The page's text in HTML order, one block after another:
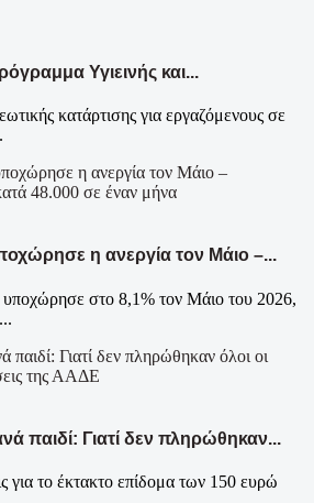
Υγιεινής και...
κατάρτισης για εργαζόμενους σε
η ανεργία τον Μάιο –...
στο 8,1% τον Μάιο του 2026,
παιδί: Γιατί δεν πληρώθηκαν...
για το έκτακτο επίδομα των 150 ευρώ